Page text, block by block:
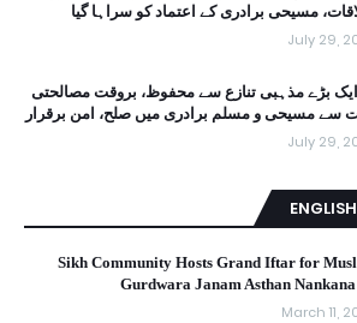
مسیحی برادری کے اعتماد کو سراہا گیا
July 29,
بڑے مذہبی تنازع سے محفوظ، بروقت مصالحتی
سے مسیحی و مسلم برادری میں صلح، امن برقرار
July 29,
Sikh Community Hosts Grand Iftar for
Gurdwara Janam Asthan
March 11,